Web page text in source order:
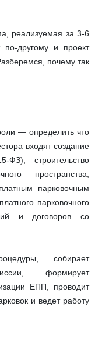
реализуемая за 3-6
другому и проект
почему так
— определить что
входят создание
строительство
пространства,
парковочным
парковочного
и договоров со
собирает
формирует
ЕПП, проводит
и ведет работу